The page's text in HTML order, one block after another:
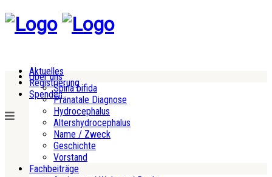
Aktuelles
Registrierung
Spenden
Über uns
Spina bifida
Pränatale Diagnose
Hydrocephalus
Altershydrocephalus
Name / Zweck
Geschichte
Vorstand
Fachbeiträge